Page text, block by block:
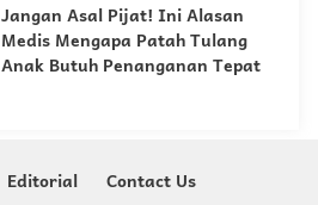
Jangan Asal Pijat! Ini Alasan
Medis Mengapa Patah Tulang
Anak Butuh Penanganan Tepat
Editorial Contact Us